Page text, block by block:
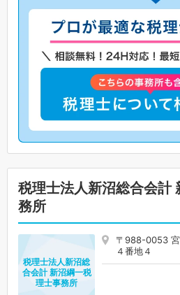
税理士法人新沼総合会計
務所
〒988-0053 宮
４番地４
税理士法人新沼総
合会計 新沼綱一税
理士事務所